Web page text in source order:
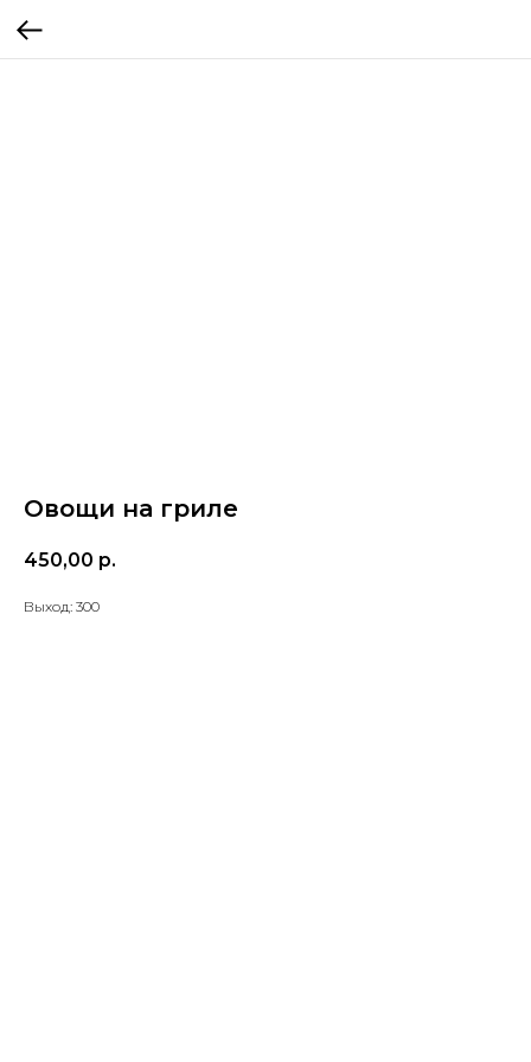
Овощи на гриле
450,00 р.
Выход: 300